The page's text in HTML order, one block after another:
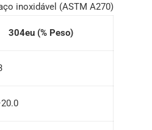
inoxidável (ASTM A270)
304eu (% Peso)